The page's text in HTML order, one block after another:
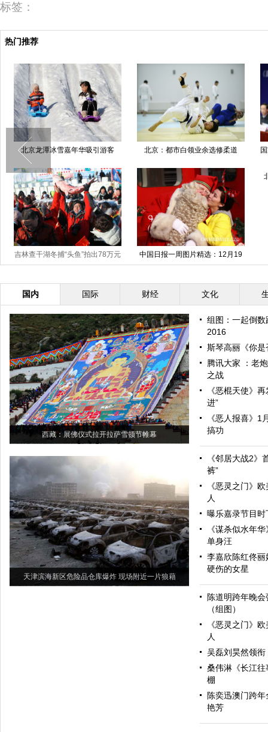
标签：
热门推荐
北京龙潭冰雪嘉年华吸引游客 北京：都市白领业余选修柔道
吉林查干湖冬捕“头鱼”拍出78万元
天价
中国日报一周图片精选：12月19
日—25日
国内 国际 财经 文化
西藏：展佛仪式拉开拉萨雪顿节帷幕
天津滨海新区危险品仓库爆炸 现场附近一片狼藉
组图：一起倒
2016
斯琴高丽《你
腾讯大家 ：老
之战
《恶棍天使》
进”
《恶人报喜》1
搞功
《邻居大战2》
裤”
《恶灵之门》
人
曝乐嘉录节目
《谋杀似水年
单身汪
李嘉欣陈红佟
硬伤的女星
陈道明跨年晚
（组图）
《恶灵之门》
人
吴磊刘昊然领衔
桑伟淋《长江
棚
陈奕迅澳门跨
艳芳